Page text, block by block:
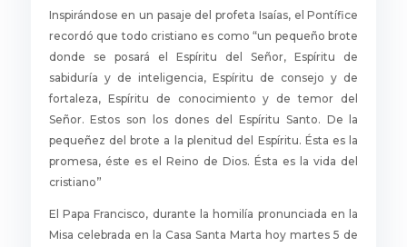
Inspirándose en un pasaje del profeta Isaías, el Pontífice
recordó que todo cristiano es como “un pequeño brote
donde se posará el Espíritu del Señor, Espíritu de
sabiduría y de inteligencia, Espíritu de consejo y de
fortaleza, Espíritu de conocimiento y de temor del
Señor. Estos son los dones del Espíritu Santo. De la
pequeñez del brote a la plenitud del Espíritu. Ésta es la
promesa, éste es el Reino de Dios. Ésta es la vida del
cristiano”
El Papa Francisco, durante la homilía pronunciada en la
Misa celebrada en la Casa Santa Marta hoy martes 5 de